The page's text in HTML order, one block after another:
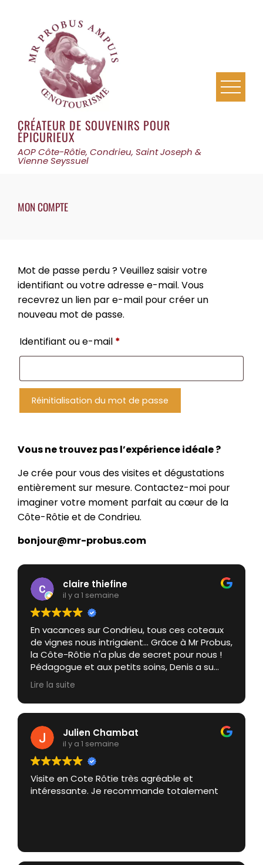
CRÉATEUR DE SOUVENIRS POUR
ÉPICURIEUX
AOP Côte-Rôtie, Condrieu, Saint Joseph &
Vienne Seyssuel
MON COMPTE
Mot de passe perdu ? Veuillez saisir votre
identifiant ou votre adresse e-mail. Vous
recevrez un lien par e-mail pour créer un
nouveau mot de passe.
Identifiant ou e-mail *
Réinitialisation du mot de passe
Vous ne trouvez pas l’expérience idéale ?
Je crée pour vous des visites et dégustations
entièrement sur mesure. Contactez-moi pour
imaginer votre moment parfait au cœur de la
Côte-Rôtie et de Condrieu.
bonjour@mr-probus.com
claire thiefine
il y a 1 semaine
En vacances sur Condrieu, tous ces coteaux
de vignes nous intrigaient... Grâce à Mr Probus,
la Côte-Rôtie n'a plus de secret pour nous !
Pédagogue et aux petits soins, Denis a su
nous transmettre son enthousiasme. Nous
avons vécu une expérience inoubliable :
manger de la rigotte de Condrieu, avec de la
gelée de syrah en buvant un verre de
Marsanne avec une vue imprenable sur la
Vallée du Rhône nord, quel pied !
Lire la suite
Julien Chambat
il y a 1 semaine
Visite en Cote Rôtie très agréable et
intéressante. Je recommande totalement